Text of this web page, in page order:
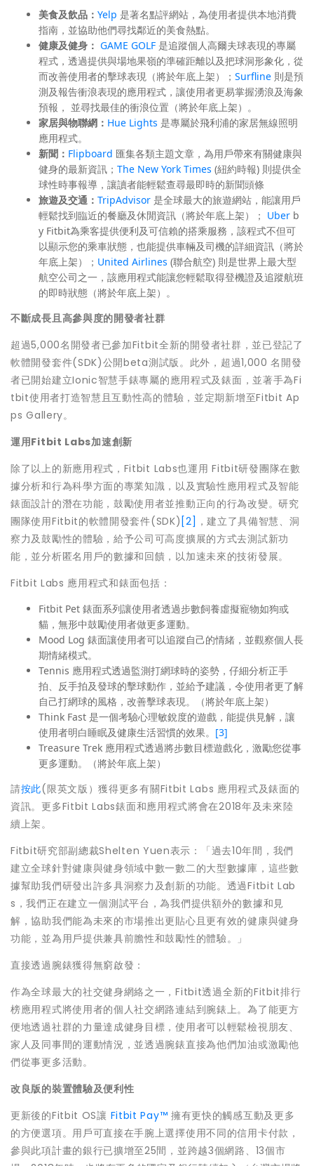
美食及飲品： Yelp 是著名點評網站，為使用者提供本地消費
指南，並協助他們尋找鄰近的美食熱點。
健康及健身： GAME GOLF 是追蹤個人高爾夫球表現的專屬
程式，透過提供與場地果嶺的準確距離以及把球洞形象化，從
而改善使用者的擊球表現（將於年底上架）； Surfline 則是預
測及報告衝浪表現的應用程式，讓使用者更易掌握湧浪及海象
預報， 並尋找最佳的衝浪位置（將於年底上架）。
家居與物聯網： Hue Lights 是專屬於飛利浦的家居無線照明
應用程式。
新聞： Flipboard 匯集各類主題文章，為用戶帶來有關健康與
健身的最新資訊； The New York Times (紐約時報) 則提供全
球性時事報導，讓讀者能輕鬆查尋最即時的新聞頭條
旅遊及交通： TripAdvisor 是全球最大的旅遊網站，能讓用戶
輕鬆找到臨近的餐廳及休閒資訊（將於年底上架）； Uber b
y Fitbit為乘客提供便利及可信賴的搭乘服務，該程式不但可
以顯示您的乘車狀態，也能提供車輛及司機的詳細資訊（將於
年底上架）； United Airlines (聯合航空) 則是世界上最大型
航空公司之一，該應用程式能讓您輕鬆取得登機證及追蹤航班
的即時狀態（將於年底上架）。
不斷成長且高參與度的開發者社群
超過5,000名開發者已參加Fitbit全新的開發者社群，並已登記了
軟體開發套件(SDK)公開beta測試版。此外，超過1,000 名開發
者已開始建立Ionic智慧手錶專屬的應用程式及錶面，並著手為Fi
tbit使用者打造智慧且互動性高的體驗，並定期新增至Fitbit Ap
ps Gallery。
運用Fitbit Labs加速創新
除了以上的新應用程式，Fitbit Labs也運用 Fitbit研發團隊在數
據分析和行為科學方面的專業知識，以及實驗性應用程式及智能
錶面設計的潛在功能，鼓勵使用者並推動正向的行為改變。研究
團隊使用Fitbit的軟體開發套件(SDK) [2] ，建立了具備智慧、洞
察力及鼓勵性的體驗，給予公司可高度擴展的方式去測試新功
能，並分析匿名用戶的數據和回饋，以加速未來的技術發展。
Fitbit Labs 應用程式和錶面包括：
Fitbit Pet 錶面系列讓使用者透過步數飼養虛擬寵物如狗或
貓，無形中鼓勵使用者做更多運動。
Mood Log 錶面讓使用者可以追蹤自己的情緒，並觀察個人長
期情緒模式。
Tennis 應用程式透過監測打網球時的姿勢，仔細分析正手
拍、反手拍及發球的擊球動作，並給予建議，令使用者更了解
自己打網球的風格，改善擊球表現。（將於年底上架）
Think Fast 是一個考驗心理敏銳度的遊戲，能提供見解，讓
使用者明白睡眠及健康生活習慣的效果。 [3]
Treasure Trek 應用程式透過將步數目標遊戲化，激勵您從事
更多運動。（將於年底上架）
請按此(限英文版）獲得更多有關Fitbit Labs 應用程式及錶面的
資訊。更多Fitbit Labs錶面和應用程式將會在2018年及未來陸
續上架。
Fitbit研究部副總裁Shelten Yuen表示：「過去10年間，我們
建立全球針對健康與健身領域中數一數二的大型數據庫，這些數
據幫助我們研發出許多具洞察力及創新的功能。透過Fitbit Lab
s，我們正在建立一個測試平台，為我們提供額外的數據和見
解，協助我們能為未來的市場推出更貼心且更有效的健康與健身
功能，並為用戶提供兼具前膽性和鼓勵性的體驗。」
直接透過腕錶獲得無窮啟發：
作為全球最大的社交健身網絡之一，Fitbit透過全新的Fitbit排行
榜應用程式將使用者的個人社交網路連結到腕錶上。為了能更方
便地透過社群的力量達成健身目標，使用者可以輕鬆檢視朋友、
家人及同事間的運動情況，並透過腕錶直接為他們加油或激勵他
們從事更多活動。
改良版的裝置體驗及便利性
更新後的Fitbit OS讓 Fitbit Pay™ 擁有更快的觸感互動及更多
的方便選項。用戶可直接在手腕上選擇使用不同的信用卡付款，
參與此項計畫的銀行已擴增至25間，並跨越3個網路、13個市